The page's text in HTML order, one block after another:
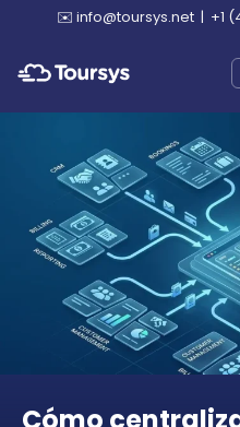
✉️ info@toursys.net | +1